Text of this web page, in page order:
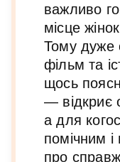
важливо
місце
Тому дуже
фільм та
щось
— відкриє
а для
помічним
про